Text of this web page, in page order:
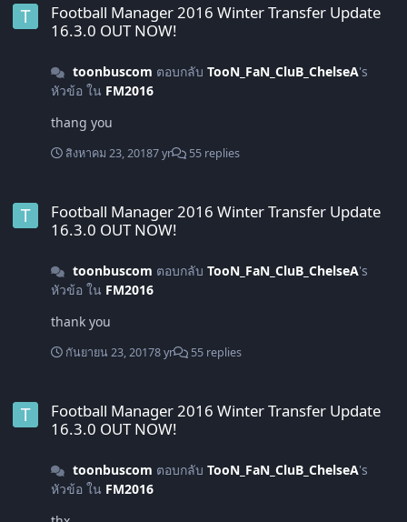
Football Manager 2016 Winter Transfer Update
16.3.0 OUT NOW!
toonbuscom ตอบกลับ TooN_FaN_CluB_ChelseA's
หัวข้อ ใน FM2016
thang you
สิงหาคม 23, 20187 yr 55 replies
Football Manager 2016 Winter Transfer Update
16.3.0 OUT NOW!
toonbuscom ตอบกลับ TooN_FaN_CluB_ChelseA's
หัวข้อ ใน FM2016
thank you
กันยายน 23, 20178 yr 55 replies
Football Manager 2016 Winter Transfer Update
16.3.0 OUT NOW!
toonbuscom ตอบกลับ TooN_FaN_CluB_ChelseA's
หัวข้อ ใน FM2016